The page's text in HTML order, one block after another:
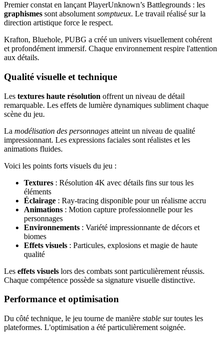
Premier constat en lançant PlayerUnknown’s Battlegrounds : les
graphismes sont absolument somptueux. Le travail réalisé sur la
direction artistique force le respect.
Krafton, Bluehole, PUBG a créé un univers visuellement cohérent
et profondément immersif. Chaque environnement respire l'attention
aux détails.
Qualité visuelle et technique
Les textures haute résolution offrent un niveau de détail
remarquable. Les effets de lumière dynamiques subliment chaque
scène du jeu.
La modélisation des personnages atteint un niveau de qualité
impressionnant. Les expressions faciales sont réalistes et les
animations fluides.
Voici les points forts visuels du jeu :
Textures : Résolution 4K avec détails fins sur tous les
éléments
Éclairage : Ray-tracing disponible pour un réalisme accru
Animations : Motion capture professionnelle pour les
personnages
Environnements : Variété impressionnante de décors et
biomes
Effets visuels : Particules, explosions et magie de haute
qualité
Les effets visuels lors des combats sont particulièrement réussis.
Chaque compétence possède sa signature visuelle distinctive.
Performance et optimisation
Du côté technique, le jeu tourne de manière stable sur toutes les
plateformes. L'optimisation a été particulièrement soignée.